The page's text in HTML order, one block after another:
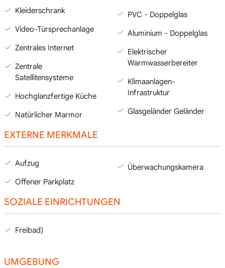
Kleiderschrank
Video-Türsprechanlage
Zentrales Internet
Zentrale
Satellitensysteme
Hochglanzfertige Küche
Natürlicher Marmor
PVC - Doppelglas
Aluminium - Doppelglas
Elektrischer
Warmwasserbereiter
Klimaanlagen-
Infrastruktur
Glasgeländer Geländer
EXTERNE MERKMALE
Aufzug
Offener Parkplatz
Überwachungskamera
SOZIALE EINRICHTUNGEN
Freibad)
UMGEBUNG